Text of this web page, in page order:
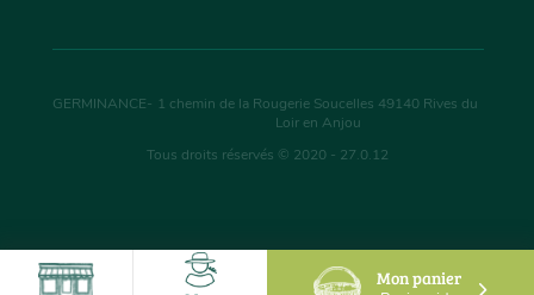
Mon panier
GERMINANCE- 1 chemin de la Rougerie Soucelles 49140 Rives du
Loir en Anjou
Tous droits réservés © 2020 - 27.0.12